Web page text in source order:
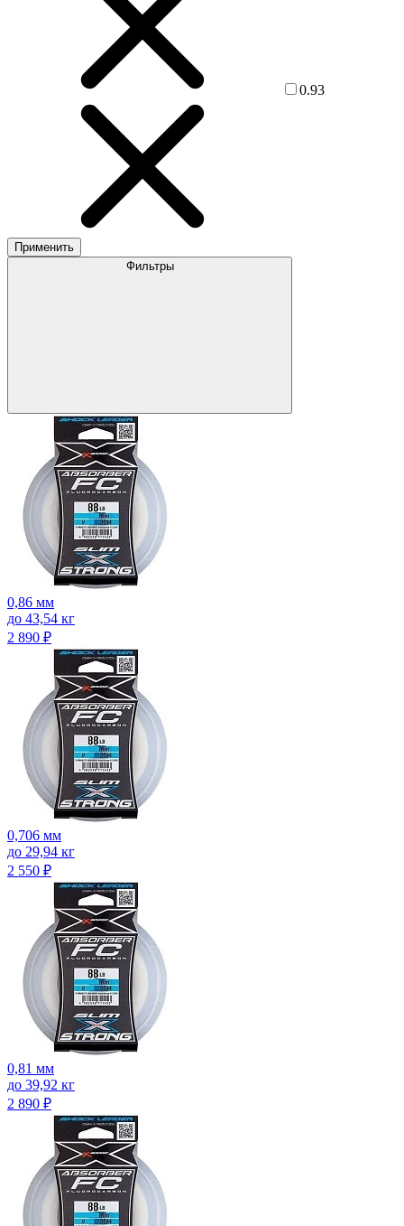
0.93
Применить
Фильтры
0,86 мм
до 43,54 кг
2 890 ₽
0,706 мм
до 29,94 кг
2 550 ₽
0,81 мм
до 39,92 кг
2 890 ₽